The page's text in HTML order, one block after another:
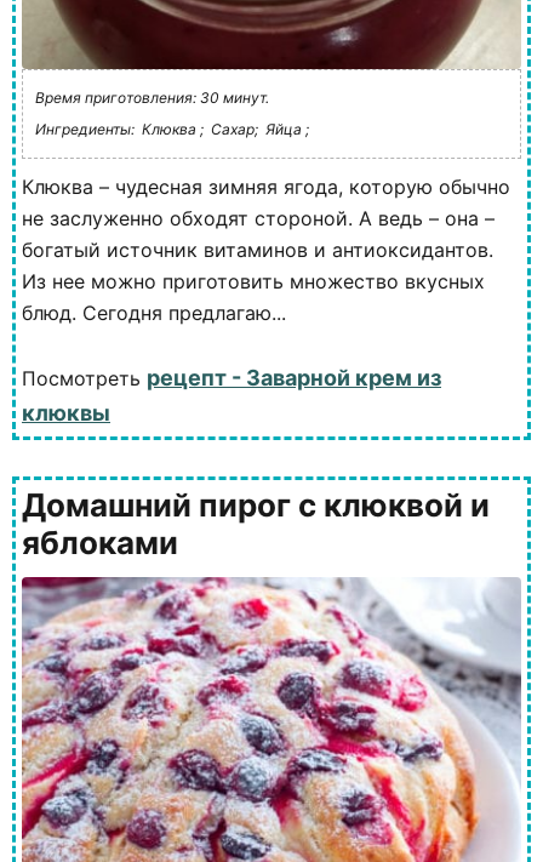
Время приготовления: 30 минут.
Ингредиенты: Клюква ; Сахар; Яйца ;
Клюква – чудесная зимняя ягода, которую обычно
не заслуженно обходят стороной. А ведь – она –
богатый источник витаминов и антиоксидантов.
Из нее можно приготовить множество вкусных
блюд. Сегодня предлагаю...
Посмотреть рецепт - Заварной крем из
клюквы
Домашний пирог с клюквой и
яблоками